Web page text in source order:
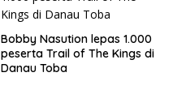
Bobby Nasution lepas 1.000
peserta Trail of The Kings di
Danau Toba